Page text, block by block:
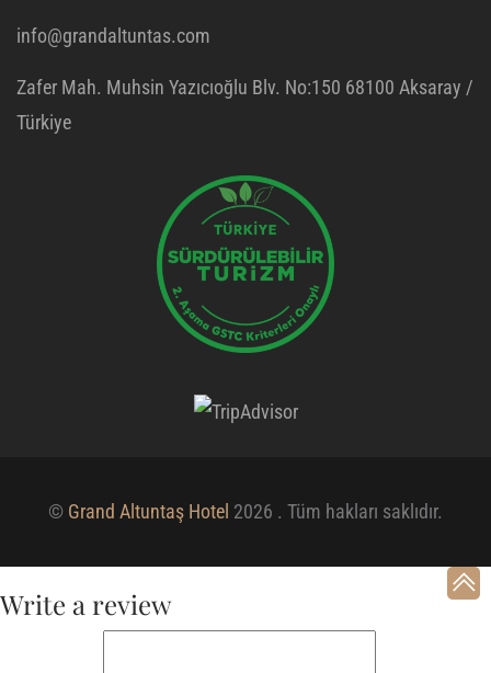
info@grandaltuntas.com
Zafer Mah. Muhsin Yazıcıoğlu Blv. No:150 68100 Aksaray /
Türkiye
© Grand Altuntaş Hotel 2026 . Tüm hakları saklıdır.
Write a review